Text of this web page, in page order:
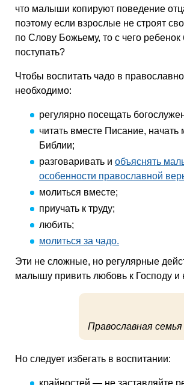
что малыши копируют поведение
поэтому если взрослые не строят
по Слову Божьему, то с чего ребенок
поступать?
Чтобы воспитать чадо в
необходимо:
регулярно посещать
читать вместе Писание, начать
Библии;
разговаривать и объяснять
особенности православной
молиться вместе;
приучать к труду;
любить;
молиться за чадо.
Эти не сложные, но регулярные
малышу привить любовь к Господу и
Православная семья
Но следует избегать в воспитании:
крайностей — не заставляйте